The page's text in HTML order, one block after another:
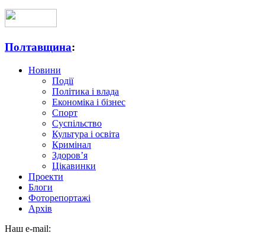
Полтавщина:
Новини
Події
Політика і влада
Економіка і бізнес
Спорт
Суспільство
Культура і освіта
Кримінал
Здоров’я
Цікавинки
Проекти
Блоги
Фоторепортажі
Архів
Наш e-mail: